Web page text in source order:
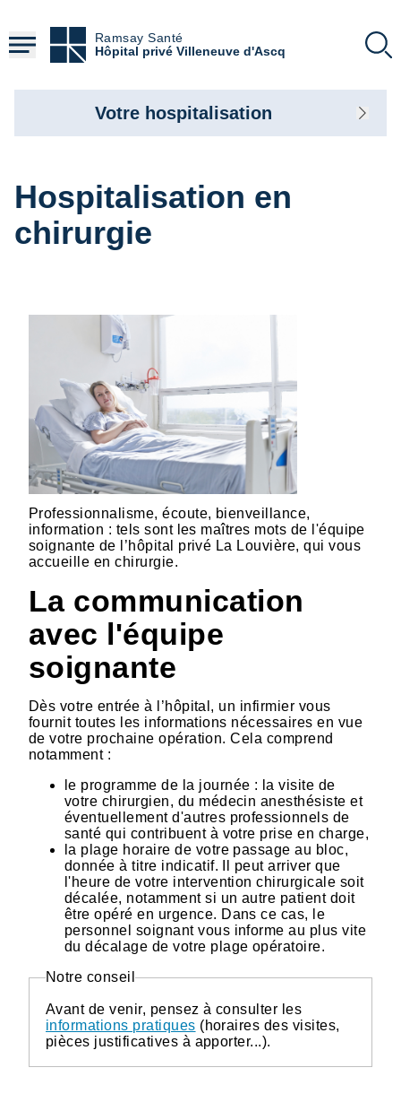
contenu
principal
Ramsay Santé
Hôpital privé Villeneuve d'Ascq
Hospitalisation en
chirurgie
Professionnalisme, écoute, bienveillance,
information : tels sont les maîtres mots de l'équipe
soignante de l’hôpital privé La Louvière, qui vous
accueille en chirurgie.
La communication
avec l'équipe
soignante
Dès votre entrée à l’hôpital, un infirmier vous
fournit toutes les informations nécessaires en vue
de votre prochaine opération. Cela comprend
notamment :
le programme de la journée : la visite de
votre chirurgien, du médecin anesthésiste et
éventuellement d'autres professionnels de
santé qui contribuent à votre prise en charge,
la plage horaire de votre passage au bloc,
donnée à titre indicatif. Il peut arriver que
l'heure de votre intervention chirurgicale soit
décalée, notamment si un autre patient doit
être opéré en urgence. Dans ce cas, le
personnel soignant vous informe au plus vite
du décalage de votre plage opératoire.
Notre conseil
Avant de venir, pensez à consulter les
informations pratiques (horaires des visites,
pièces justificatives à apporter...).
Votre hospitalisation